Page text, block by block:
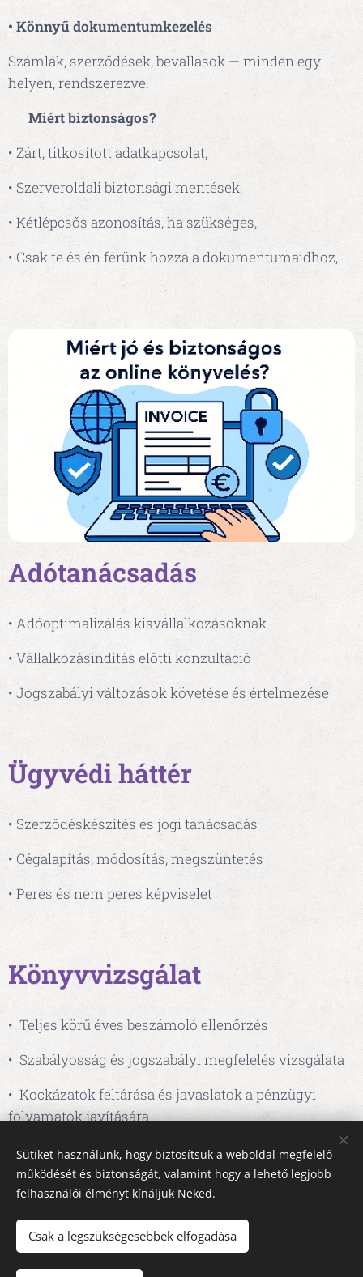
• Könnyű dokumentumkezelés
Számlák, szerződések, bevallások — minden egy
helyen, rendszerezve.
Miért biztonságos?
• Zárt, titkosított adatkapcsolat,
• Szerveroldali biztonsági mentések,
• Kétlépcsős azonosítás, ha szükséges,
• Csak te és én férünk hozzá a dokumentumaidhoz,
Adótanácsadás
• Adóoptimalizálás kisvállalkozásoknak
• Vállalkozásindítás előtti konzultáció
• Jogszabályi változások követése és értelmezése
Ügyvédi háttér
• Szerződéskészítés és jogi tanácsadás
• Cégalapítás, módosítás, megszüntetés
• Peres és nem peres képviselet
Könyvvizsgálat
• Teljes körű éves beszámoló ellenőrzés
• Szabályosság és jogszabályi megfelelés vizsgálata
• Kockázatok feltárása és javaslatok a pénzügyi
folyamatok javítására
• Együttműködés a cégvezetőkkel és könyvelőkkel a
gördülékeny folyamatér
A képeket biztosította:
Sütiket használunk, hogy biztosítsuk a weboldal megfelelő
működését és biztonságát, valamint hogy a lehető legjobb
felhasználói élményt kínáljuk Neked.
Csak a legszükségesebbek elfogadása